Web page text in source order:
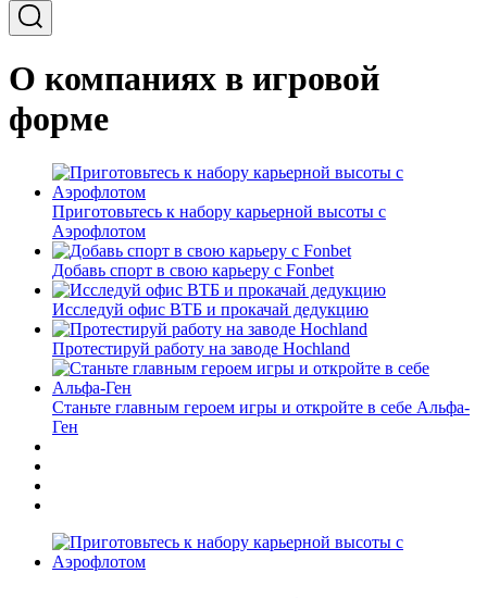
О компаниях в игровой
форме
Приготовьтесь к набору карьерной высоты с
Аэрофлотом
Добавь спорт в свою карьеру с Fonbet
Исследуй офис ВТБ и прокачай дедукцию
Протестируй работу на заводе Hochland
Станьте главным героем игры и откройте в себе Альфа-
Ген